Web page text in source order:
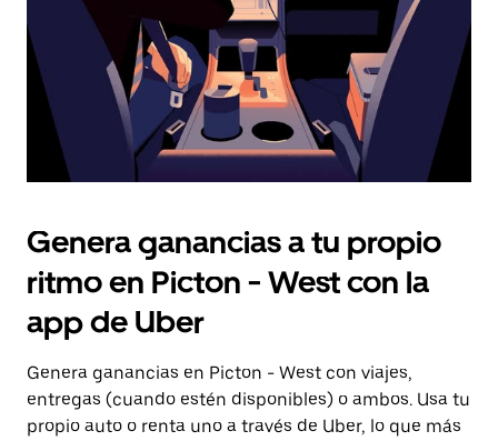
calendario.
Genera ganancias a tu propio
ritmo en Picton - West con la
app de Uber
Genera ganancias en Picton - West con viajes,
entregas (cuando estén disponibles) o ambos. Usa tu
propio auto o renta uno a través de Uber, lo que más